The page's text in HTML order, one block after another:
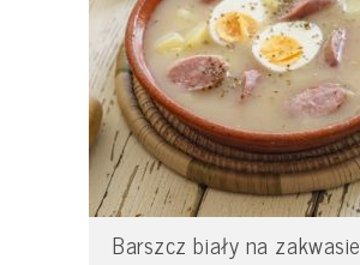
Barszcz biały na zakwasie